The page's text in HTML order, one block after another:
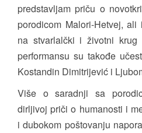
predstavljam priču o
porodicom Malori-Hetvej,
na stvarlalčki i životni
performansu su takođe
Kostandin Dimitrijević i
Više o saradnji sa
dirljivoj priči o humanosti i
i dubokom poštovanju